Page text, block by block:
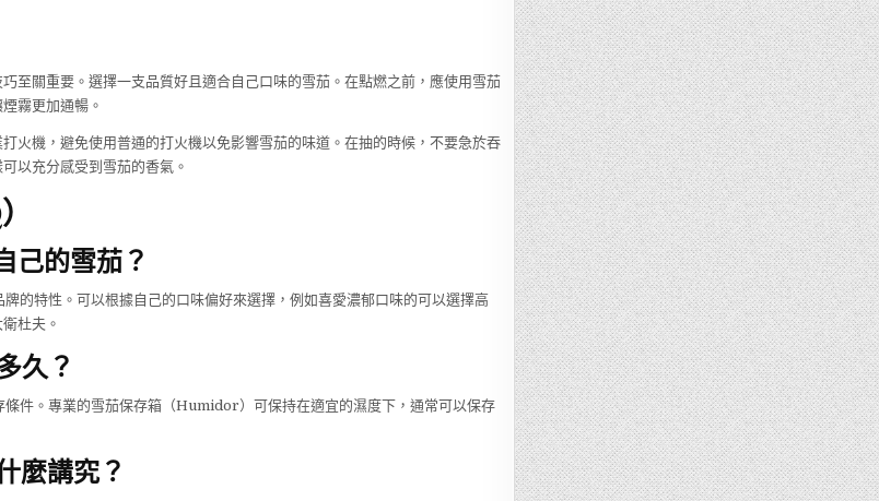
至關重要。選擇一支品質好且適合自己口味的雪茄。在點燃之前，應使用雪茄
霧更加通暢。
火機，避免使用普通的打火機以免影響雪茄的味道。在抽的時候，不要急於吞
以充分感受到雪茄的香氣。
己的雪茄？
的特性。可以根據自己的口味偏好來選擇，例如喜愛濃郁口味的可以選擇高
杜夫。
久？
條件。專業的雪茄保存箱（Humidor）可保持在適宜的濕度下，通常可以保存
麼講究？